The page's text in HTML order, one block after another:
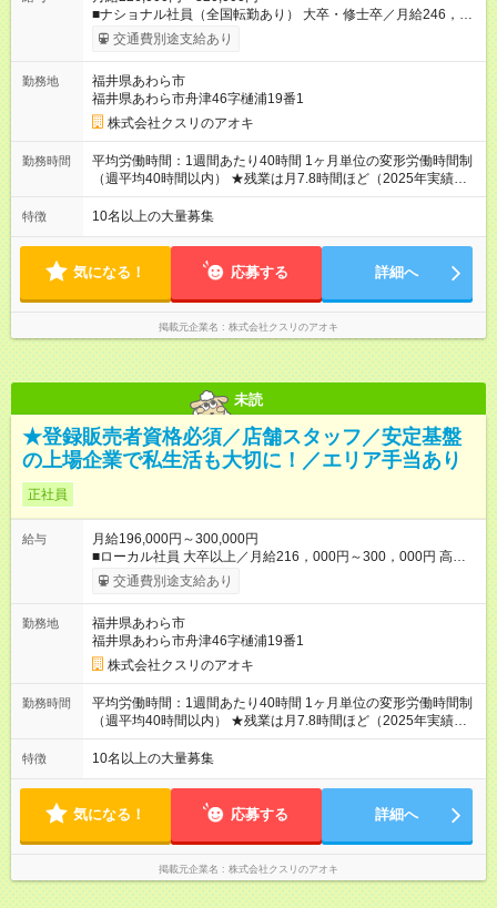
■ナショナル社員（全国転勤あり） 大卒・修士卒／月給246，
000円～320，000円 高校・短大・専門卒／月給226，000円～
320，000円 ★エリア手当（石川県、富山県、福井県、岐阜県、
途、賞与（年2回）、各種手当あり ★登録販売者資格保持者に
は、別途月1万円支給（実務経験がない方にも同額を支給） ※た
だし、短時間勤務・早番固定社員は当社規定に従い額が変動 ＝
＝＝＝＝＝＝＝＝＝＝＝＝＝ ★職務給制度で実力次第で収入ア
ップ！ 職務内容に応じて給与が支払われ、昇格試験なく役職に
就いた時点で年収がUPする制度です。 約4割の社員が入社3年目
にできます。 ＝＝＝＝＝＝＝＝＝＝＝＝＝＝ 【試用期間】試用
期間なし
交通費別途支給あり
勤務地
福井県あわら市
福井県あわら市舟津46字樋浦19番1
株式会社クスリのアオキ
勤務時間
平均労働時間：1週間あたり40時間 1ヶ月単位の変形労働時間制
（週平均40時間以内） ★残業は月7.8時間ほど（2025年実績）
＜店舗の基本営業時間＞ 9時～22時 ※勤務時間は店舗により異
なります。 ＜シフト例＞ 早番：8時00分～17時00分 中番：11
1ヶ月単位の変形労働時間制（週平均40時間以内） ★残業は月
7.8時間ほど（2025年実績） ＜店舗の基本営業時間＞ 9時～22
時 ※勤務時間は店舗により異なります。 ＜シフト例＞ 早番：8
時00分～17時00分 中番：11時～20時 遅番：13時～22時
特徴 10名以上の大量募集
気になる！ 応募する 詳細へ
掲載元企業名 株式会社クスリのアオキ
未読
★登録販売者資格必須／店舗スタッフ／安定基盤
の上場企業で私生活も大切に！／エリア手当あり
正社員
給与
月給196,000円～300,000円
■ローカル社員 大卒以上／月給216，000円～300，000円 高卒
以上／月給196，000円～300，000円 ★エリア手当（石川県、
富山県、福井県、岐阜県、群馬県、茨城県 月1万円）を会社規
録販売者資格保持者への月1万円支給を含む（実務経験がない方
にも同額を支給） ※ただし、短時間勤務・早番固定社員は当社
規定に従い額が変動 ＝＝＝＝＝＝＝＝＝＝＝＝＝＝ ★職務給制
度で実力次第で収入アップ！ 職務内容に応じて給与が支払わ
れ、昇格試験なく役職に就いた時点で年収がUPする制度です。
約4割の社員が入社3年目で店長に就いています。 昇格すると、
＝＝＝ 【試用期間】試用期間なし
交通費別途支給あり
勤務地
福井県あわら市
福井県あわら市舟津46字樋浦19番1
株式会社クスリのアオキ
勤務時間
平均労働時間：1週間あたり40時間 1ヶ月単位の変形労働時間制
（週平均40時間以内） ★残業は月7.8時間ほど（2025年実績）
＜店舗の基本営業時間＞ 9時～22時 ※勤務時間は店舗により異
なります。 ＜シフト例＞ 早番：8時00分～17時00分 中番：11
1ヶ月単位の変形労働時間制（週平均40時間以内） ★残業は月
7.8時間ほど（2025年実績） ＜店舗の基本営業時間＞ 9時～22
時 ※勤務時間は店舗により異なります。 ＜シフト例＞ 早番：8
時00分～17時00分 中番：11時～20時 遅番：13時～22時
特徴 10名以上の大量募集
気になる！ 応募する 詳細へ
掲載元企業名 株式会社クスリのアオキ